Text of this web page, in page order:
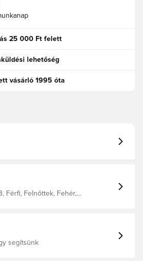
25 000 Ft felett
lehetőség
vásárló 1995 óta
Férfi, Felnőttek, Fehér,
segítsünk